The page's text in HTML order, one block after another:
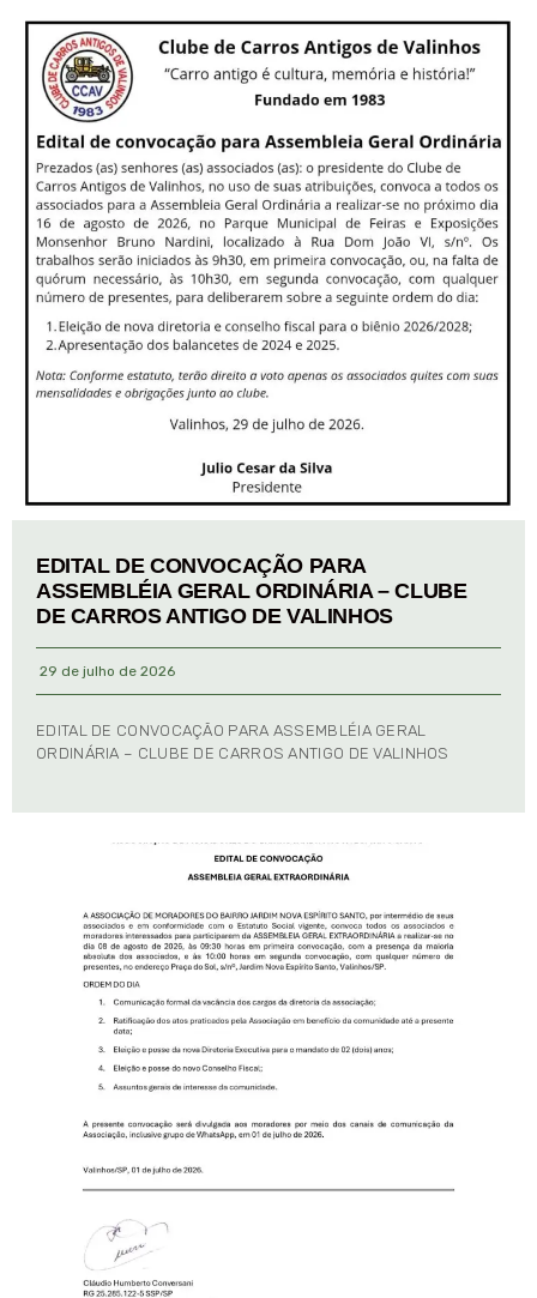
EDITAL DE CONVOCAÇÃO PARA
ASSEMBLÉIA GERAL ORDINÁRIA – CLUBE
DE CARROS ANTIGO DE VALINHOS
29 de julho de 2026
EDITAL DE CONVOCAÇÃO PARA ASSEMBLÉIA GERAL
ORDINÁRIA – CLUBE DE CARROS ANTIGO DE VALINHOS